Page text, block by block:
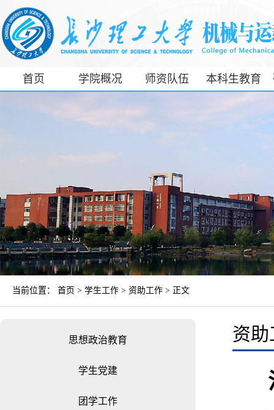
首页 学院概况 师资队伍 本科生教育
工信部专精特
当前位置： 首页 > 学生工作 > 资助工作 > 正文
思想政治教育
学生党建
团学工作
资助